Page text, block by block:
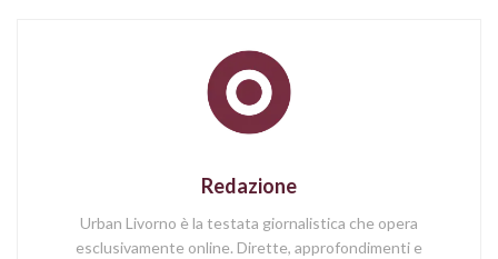
Redazione
Urban Livorno è la testata giornalistica che opera
esclusivamente online. Dirette, approfondimenti e